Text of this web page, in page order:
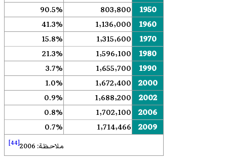
1950
803٬800
90.5%
1960
1٬136٬000
41.3%
1970
1٬315٬600
15.8%
1980
1٬596٬100
21.3%
1990
1٬655٬700
3.7%
2000 1٬672٬400
1.0%
2002 1٬688٬200
0.9%
2006 1٬702٬100
0.8%
2009 1٬714٬466 0.7%
ملاحظة: 2006 [44]